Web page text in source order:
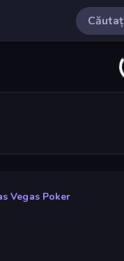
Vegas Poker